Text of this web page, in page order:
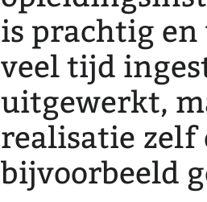
is prachtig en
veel tijd
uitgewerkt,
realisatie zelf
bijvoorbeeld